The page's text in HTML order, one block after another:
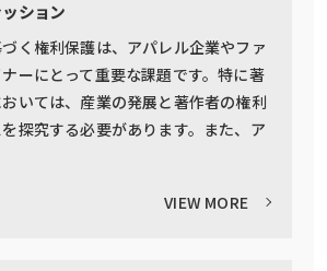
ション
く権利保護は、アパレル企業やファ
ーにとって重要な課題です。特に著
いては、産業の発展と著作者の権利
探究する必要があります。また、ア
VIEW MORE